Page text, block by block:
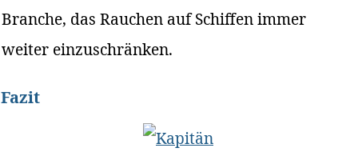
Branche, das Rauchen auf Schiffen immer
weiter einzuschränken.
Fazit